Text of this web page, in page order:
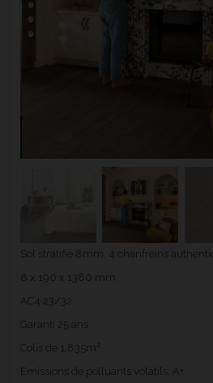
Sol stratifié 8mm, 4 chanfreins
8 x 190 x 1380 mm
AC4 23/32
Garanti 25 ans
Colis de 1.835m²
Emissions de polluants volatils: A+